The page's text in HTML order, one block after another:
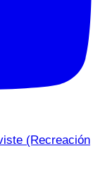
(Recreación